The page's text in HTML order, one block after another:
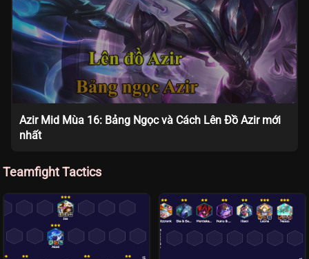
Azir Mid Mùa 16: Bảng Ngọc và Cách Lên Đồ Azir mới
nhất
Teamfight Tactics